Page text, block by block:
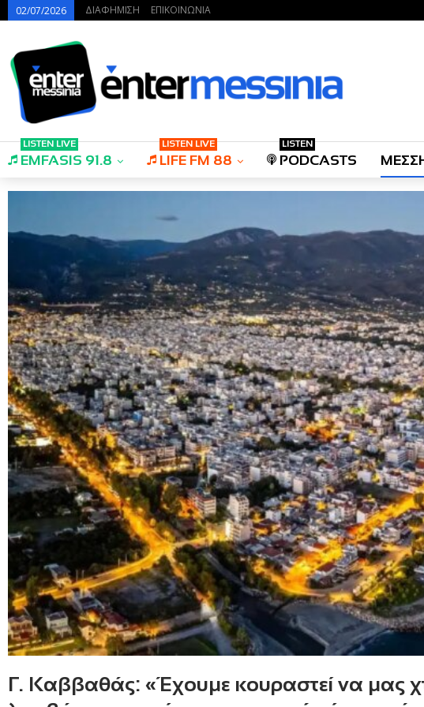
02/07/2026 ΔΙΑΦΗΜΙΣΗ ΕΠΙΚΟΙΝΩΝΙΑ
EMFASIS 91.8
LISTEN LIVE
LIFE FM 88
LISTEN LIVE
PODCASTS
LISTEN
Γ. Καββαθάς: «Έχουμε κουραστεί να μας